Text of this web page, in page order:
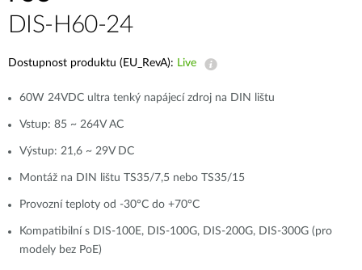
DIS-H60-24
Dostupnost produktu (EU_RevA): Live
60W 24VDC ultra tenký napájecí zdroj na DIN lištu
Vstup: 85 ~ 264V AC
Výstup: 21,6 ~ 29V DC
Montáž na DIN lištu TS35/7,5 nebo TS35/15
Provozní teploty od -30°C do +70°C
Kompatibilní s DIS-100E, DIS-100G, DIS-200G, DIS-300G (pro
modely bez PoE)